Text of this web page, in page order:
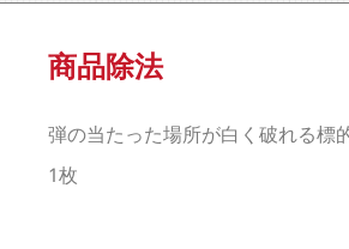
商品除法
弾の当たった場所が白く破れる標
1枚